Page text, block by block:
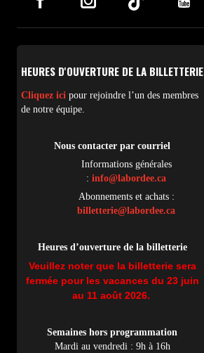
HEURES D'OUVERTURE DE LA BILLETTERIE
Cliquez ici pour rejoindre l’un des membres
de notre équipe.
Nous contacter par courriel
Informations générales
: info@labordee.ca
Abonnements et achats :
billetterie@labordee.ca
Heures d’ouverture de la billetterie
Veuillez noter que la billetterie sera
fermée pour les vacances du 23 juin
au 11 août 2026.
Semaines hors programmation
Mardi au vendredi : 9h à 16h